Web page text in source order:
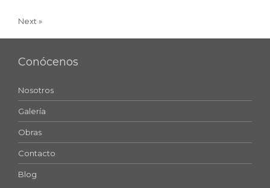
Next »
Conócenos
Nosotros
Galería
Obras
Contacto
Blog